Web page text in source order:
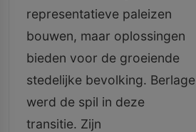
representatieve paleizen
bouwen, maar oplossingen
bieden voor de groeiende
stedelijke bevolking. Berlage
werd de spil in deze
transitie. Zijn